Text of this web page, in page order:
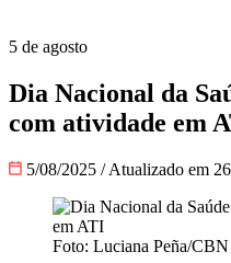
5 de agosto
Dia Nacional da
com atividade em
5/08/2025 / Atualizado em
Foto: Luciana Peña/